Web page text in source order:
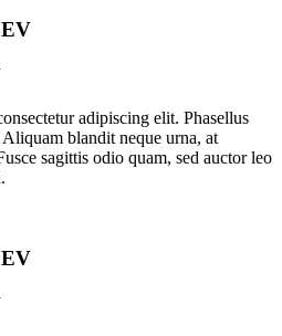
adipiscing elit. Phasellus
Aliquam blandit neque urna, at
sagittis odio quam, sed auctor leo